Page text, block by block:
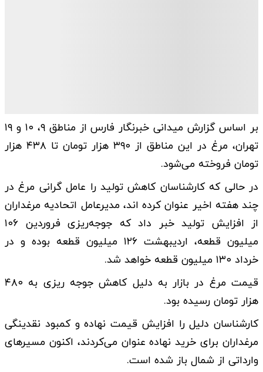
بر اساس گزارش میدانی خبرنگار فارس از مناطق ۹، ۱۰ و ۱۹
تهران، مرغ در این مناطق از ۳۹۰ هزار تومان تا ۴۳۸ هزار
تومان فروخته می‌شود.
در حالی که کارشناسان کاهش تولید را عامل گرانی مرغ در
چند هفته اخیر عنوان کرده اند،‌ مدیرعامل اتحادیه مرغداران
از افزایش تولید خبر داد که جوجه‌ریزی فروردین ۱۰۶
میلیون قطعه، اردیبهشت ۱۲۶ میلیون قطعه بوده و در
خرداد ۱۳۰ میلیون قطعه خواهد شد.
قیمت مرغ در بازار به دلیل کاهش جوجه ریزی به ۴۸۰
هزار تومان رسیده بود.
کارشناسان دلیل را افزایش قیمت نهاده و کمبود نقدینگی
مرغداران برای خرید نهاده عنوان می‌کردند، اکنون مسیرهای
وارداتی از شمال باز شده است.